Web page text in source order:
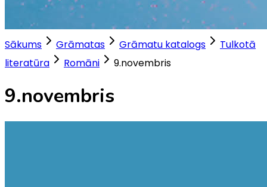
Sākums Grāmatas Grāmatu katalogs
Tulkotā
literatūra
Romāni 9.novembris
9.novembris